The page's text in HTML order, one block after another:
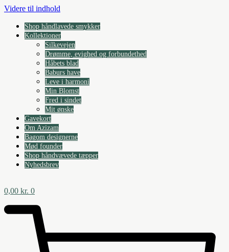
Videre til indhold
Shop håndlavede smykker
Kollektioner
Silkevejen
Drømme, evighed og forbundethed
Håbets blad
Baburs have
Leve i harmoni
Min Blomst
Fred i sindet
Mit ønske
Gavekort
Om Azizam
Bagom designerne
Mød founder
Shop håndvævede tæpper
Nyhedsbrev
0,00 kr. 0